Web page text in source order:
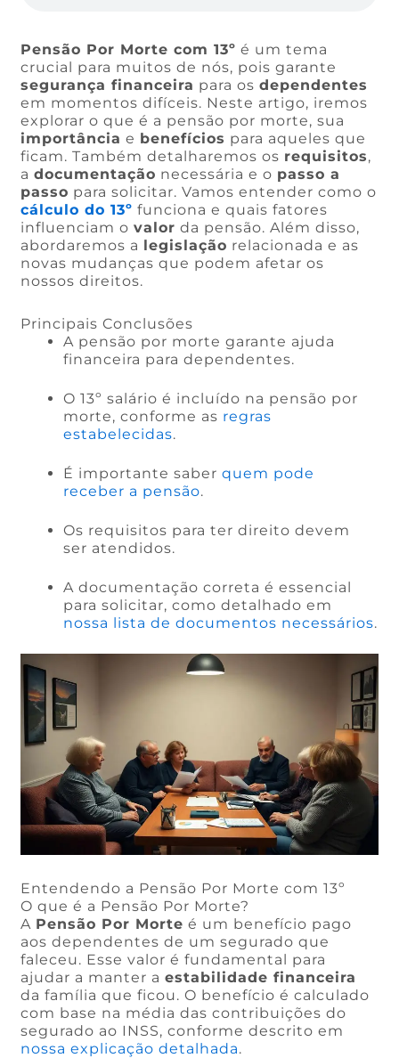
Pensão Por Morte com 13º é um tema
crucial para muitos de nós, pois garante
segurança financeira para osdependentes
em momentos difíceis. Neste artigo, iremos
explorar o que é a pensão por morte, sua
importância e benefícios para aqueles que
ficam. Também detalharemos os requisitos,
adocumentação necessária e o passo a
passo para solicitar. Vamos entender como o
cálculo do 13º funciona e quais fatores
influenciam ovalor da pensão. Além disso,
abordaremos a legislação relacionada e as
novas mudanças que podem afetar os
nossos direitos.
Principais Conclusões
A pensão por morte garante ajuda
financeira para dependentes.
O 13º salário é incluído na pensão por
morte, conforme as regras
estabelecidas.
É importante saberquem pode
receber a pensão.
Os requisitos para ter direito devem
ser atendidos.
A documentação correta é essencial
para solicitar, como detalhado em
nossa lista de documentos necessários.
Entendendo a Pensão Por Morte com 13º
O que é a Pensão Por Morte?
A Pensão Por Morte é um benefício pago
aos dependentes de um segurado que
faleceu. Esse valor é fundamental para
ajudar a manter aestabilidade financeira
da família que ficou. O benefício é calculado
com base na média das contribuições do
segurado ao INSS, conforme descrito em
nossa explicação detalhada.